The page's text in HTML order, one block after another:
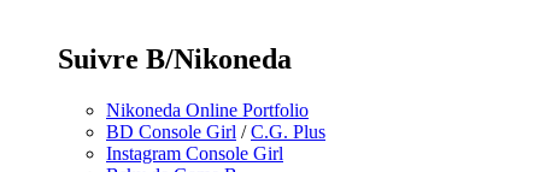
Suivre B/Nikoneda
Nikoneda Online Portfolio
BD Console Girl /C.G. Plus
Instagram Console Girl